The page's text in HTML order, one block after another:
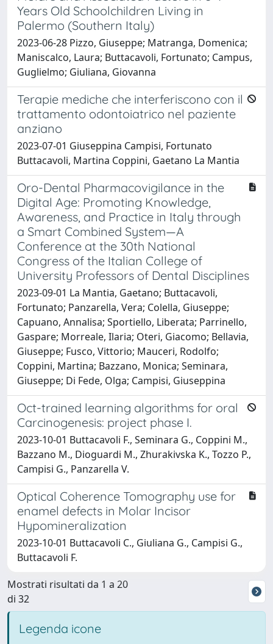
Years Old Schoolchildren Living in
Palermo (Southern Italy)
2023-06-28 Pizzo, Giuseppe; Matranga, Domenica;
Maniscalco, Laura; Buttacavoli, Fortunato; Campus,
Guglielmo; Giuliana, Giovanna
Terapie mediche che interferiscono con il
trattamento odontoiatrico nel paziente
anziano
2023-07-01 Giuseppina Campisi, Fortunato
Buttacavoli, Martina Coppini, Gaetano La Mantia
Oro-Dental Pharmacovigilance in the
Digital Age: Promoting Knowledge,
Awareness, and Practice in Italy through
a Smart Combined System—A
Conference at the 30th National
Congress of the Italian College of
University Professors of Dental Disciplines
2023-09-01 La Mantia, Gaetano; Buttacavoli,
Fortunato; Panzarella, Vera; Colella, Giuseppe;
Capuano, Annalisa; Sportiello, Liberata; Parrinello,
Gaspare; Morreale, Ilaria; Oteri, Giacomo; Bellavia,
Giuseppe; Fusco, Vittorio; Mauceri, Rodolfo;
Coppini, Martina; Bazzano, Monica; Seminara,
Giuseppe; Di Fede, Olga; Campisi, Giuseppina
Oct-trained learning algorithms for oral
Carcinogenesis: project phase I.
2023-10-01 Buttacavoli F., Seminara G., Coppini M.,
Bazzano M., Dioguardi M., Zhurakivska K., Tozzo P.,
Campisi G., Panzarella V.
Optical Coherence Tomography use for
enamel defects in Molar Incisor
Hypomineralization
2023-10-01 Buttacavoli C., Giuliana G., Campisi G.,
Buttacavoli F.
Mostrati risultati da 1 a 20
di 32
Legenda icone